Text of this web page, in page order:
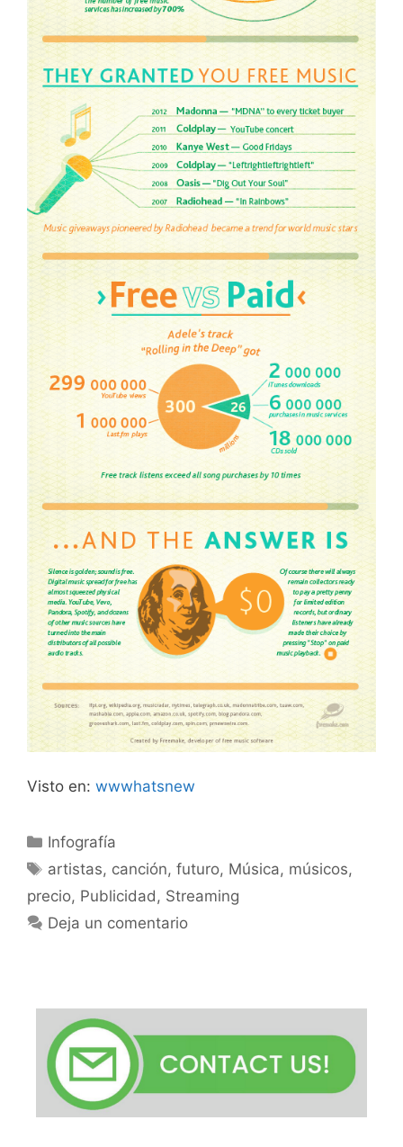
Visto en: wwwhatsnew
Categorías
Infografía
Etiquetas
artistas, canción,futuro, Música, músicos,
precio, Publicidad , Streaming
Deja un comentario